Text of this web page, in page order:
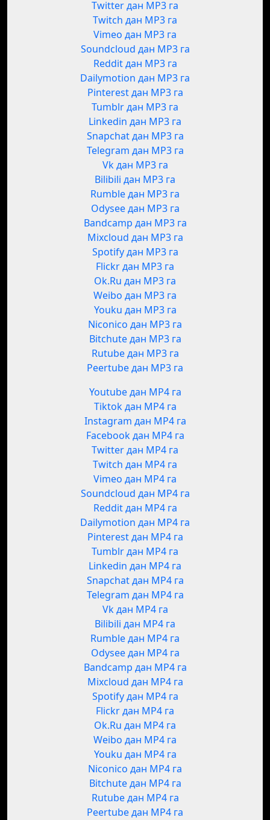
Twitter дан MP3 га
Twitch дан MP3 га
Vimeo дан MP3 га
Soundcloud дан MP3 га
Reddit дан MP3 га
Dailymotion дан MP3 га
Pinterest дан MP3 га
Tumblr дан MP3 га
Linkedin дан MP3 га
Snapchat дан MP3 га
Telegram дан MP3 га
Vk дан MP3 га
Bilibili дан MP3 га
Rumble дан MP3 га
Odysee дан MP3 га
Bandcamp дан MP3 га
Mixcloud дан MP3 га
Spotify дан MP3 га
Flickr дан MP3 га
Ok.Ru дан MP3 га
Weibo дан MP3 га
Youku дан MP3 га
Niconico дан MP3 га
Bitchute дан MP3 га
Rutube дан MP3 га
Peertube дан MP3 га
Youtube дан MP4 га
Tiktok дан MP4 га
Instagram дан MP4 га
Facebook дан MP4 га
Twitter дан MP4 га
Twitch дан MP4 га
Vimeo дан MP4 га
Soundcloud дан MP4 га
Reddit дан MP4 га
Dailymotion дан MP4 га
Pinterest дан MP4 га
Tumblr дан MP4 га
Linkedin дан MP4 га
Snapchat дан MP4 га
Telegram дан MP4 га
Vk дан MP4 га
Bilibili дан MP4 га
Rumble дан MP4 га
Odysee дан MP4 га
Bandcamp дан MP4 га
Mixcloud дан MP4 га
Spotify дан MP4 га
Flickr дан MP4 га
Ok.Ru дан MP4 га
Weibo дан MP4 га
Youku дан MP4 га
Niconico дан MP4 га
Bitchute дан MP4 га
Rutube дан MP4 га
Peertube дан MP4 га